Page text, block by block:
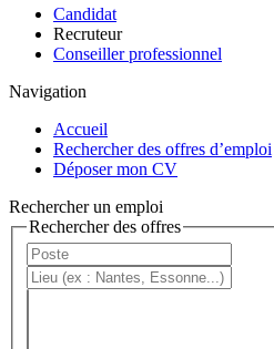
Candidat
Recruteur
Conseiller professionnel
Navigation
Accueil
Rechercher des offres d’emploi
Déposer mon CV
Rechercher un emploi
Rechercher des offres